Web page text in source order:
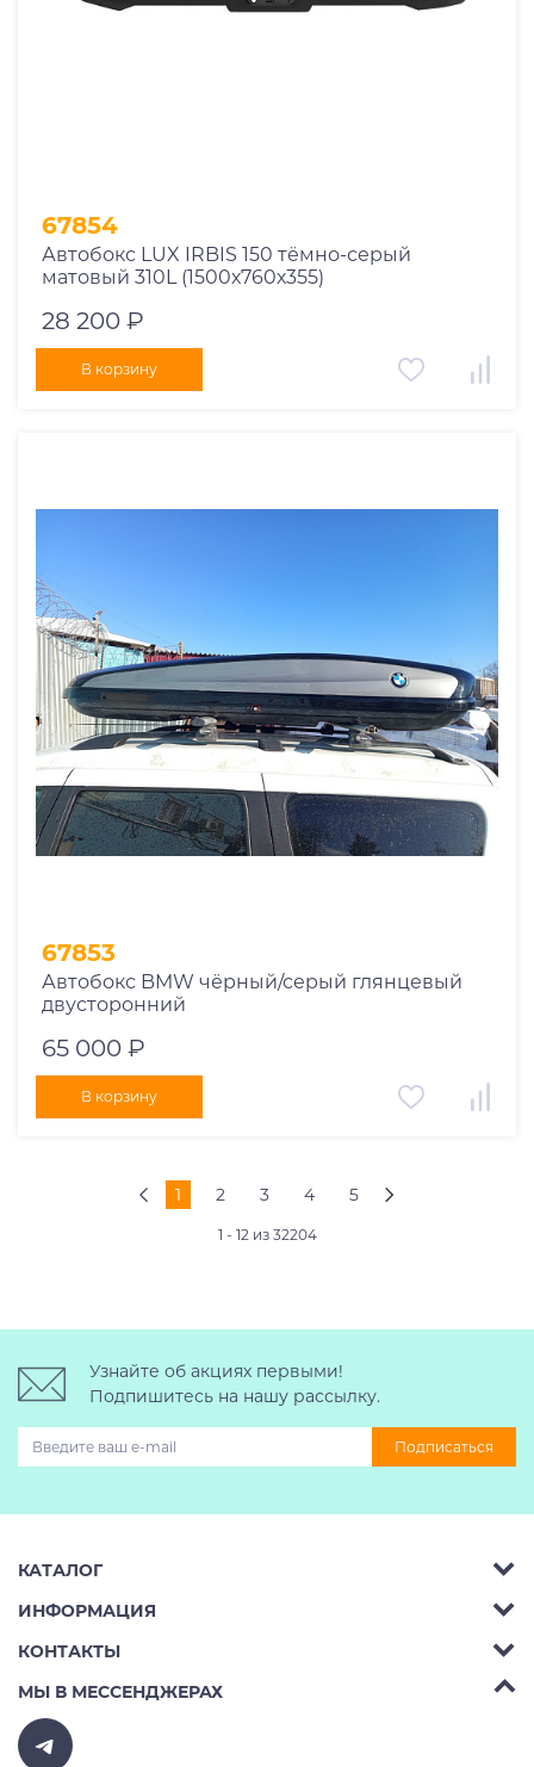
67854
Автобокс LUX IRBIS 150 тёмно-серый
матовый 310L (1500х760х355)
28 200 ₽
В корзину
67853
Автобокс BMW чёрный/серый глянцевый
двусторонний
65 000 ₽
В корзину
1 2 3 4 5
1 - 12 из 32204
Узнайте об акциях первыми!
Подпишитесь на нашу рассылку.
Подписаться
КАТАЛОГ
Багажник на крышу авто
Автобоксы
Крепления велосипедов на авто
Крепления лыж и сноубордов на авто
ИНФОРМАЦИЯ
Аренда
Ремонт
Доставка
КОНТАКТЫ
Телефон: 8 (495) 2367486
Бесплатно РФ:
E-mail:
МЫ В МЕССЕНДЖЕРАХ